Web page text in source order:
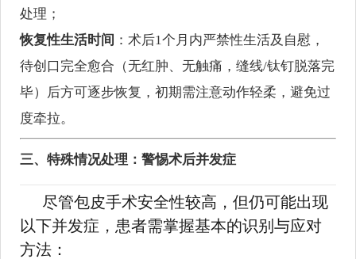
处理；
恢复性生活时间 ：术后1个月内严禁性生活及自慰，
待创口完全愈合（无红肿、无触痛，缝线/钛钉脱落完
毕）后方可逐步恢复，初期需注意动作轻柔，避免过
度牵拉。
三、特殊情况处理：警惕术后并发症
尽管包皮手术安全性较高，但仍可能出现
以下并发症，患者需掌握基本的识别与应对
方法：